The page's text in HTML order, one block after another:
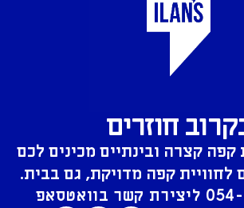
חוזרים
קצרה ובינתיים מכינים לכם
לחוויית קפה מדויקת, גם בבית.